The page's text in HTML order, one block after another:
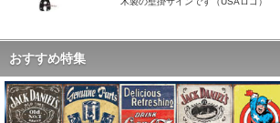
おすすめ特集